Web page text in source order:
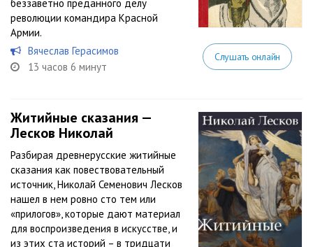
беззаветно преданного делу
революции командира Красной
Армии.
Вячеслав Герасимов
13 часов 6 минут
Слушать онлайн
Житийные сказания —
Лесков Николай
Разбирая древнерусские житийные
сказания как повествовательный
источник, Николай Семенович Лесков
нашел в нем ровно сто тем или
«прилогов», которые дают материал
для воспроизведения в искусстве, и
из этих ста историй – в тридцати